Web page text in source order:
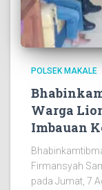
POLSEK MAKALE
Warga
Imbauan
Firmansyah
pada Jumat, 7